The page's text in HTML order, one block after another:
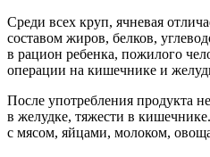
Среди всех круп, ячневая
составом жиров, белков,
в рацион ребенка, пожилого
операции на кишечнике и
После употребления продукта
в желудке, тяжести в
с мясом, яйцами, молоком,